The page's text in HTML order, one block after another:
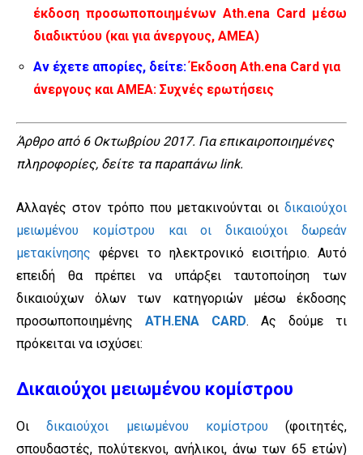
έκδοση προσωποποιημένων Ath.ena Card μέσω
διαδικτύου (και για άνεργους, ΑΜΕΑ)
Αν έχετε απορίες, δείτε:Έκδοση Ath.ena Card για
άνεργους και ΑΜΕΑ: Συχνές ερωτήσεις
Άρθρο από 6 Οκτωβρίου 2017. Για επικαιροποιημένες
πληροφορίες, δείτε τα παραπάνω link.
Αλλαγές στον τρόπο που μετακινούνται οι δικαιούχοι
μειωμένου κομίστρου και οι δικαιούχοι δωρεάν
μετακίνησης φέρνει το ηλεκτρονικό εισιτήριο. Αυτό
επειδή θα πρέπει να υπάρξει ταυτοποίηση των
δικαιούχων όλων των κατηγοριών μέσω έκδοσης
προσωποποιημένης ATH.ENA CARD. Ας δούμε τι
πρόκειται να ισχύσει:
Δικαιούχοι μειωμένου κομίστρου
Οιδικαιούχοι μειωμένου κομίστρου (φοιτητές,
σπουδαστές, πολύτεκνοι, ανήλικοι, άνω των 65 ετών)